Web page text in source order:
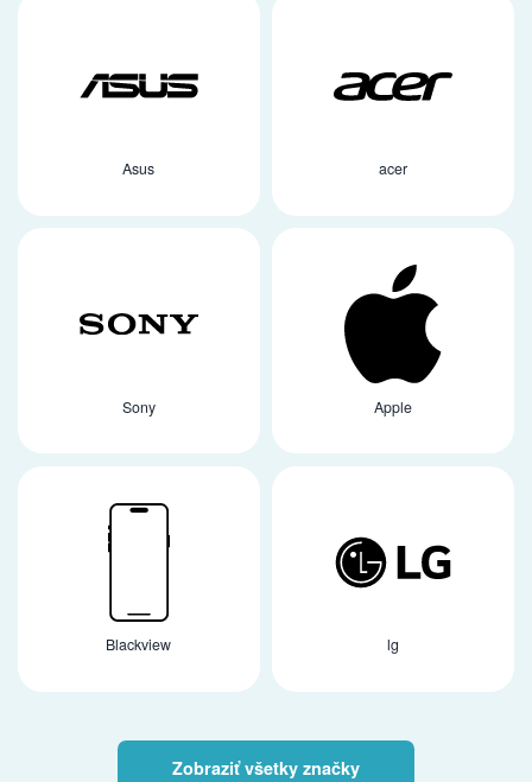
Asus acer
Sony Apple
Blackview lg
Zobraziť všetky značky